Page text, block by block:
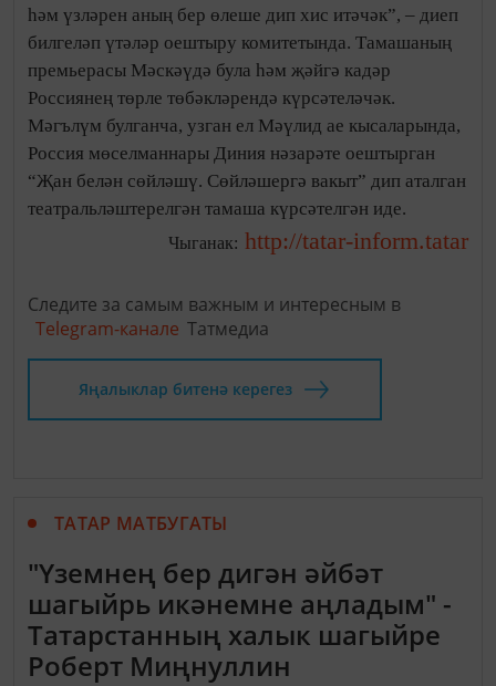
һәм үзләрен аның бер өлеше дип хис итәчәк”, – диеп
билгеләп үтәләр оештыру комитетында. Тамашаның
премьерасы Мәскәүдә була һәм җәйгә кадәр
Россиянең төрле төбәкләрендә күрсәтеләчәк.
Мәгълүм булганча, узган ел Мәүлид ае кысаларында,
Россия мөселманнары Диния нәзарәте оештырган
“Җан белән сөйләшү. Сөйләшергә вакыт” дип аталган
театральләштерелгән тамаша күрсәтелгән иде.
Чыганак: http://tatar-inform.tatar
Следите за самым важным и интересным в
Telegram-канале Татмедиа
Яңалыклар битенә керегез
ТАТАР МАТБУГАТЫ
"Үземнең бер дигән әйбәт
шагыйрь икәнемне аңладым" -
Татарстанның халык шагыйре
Роберт Миңнуллин